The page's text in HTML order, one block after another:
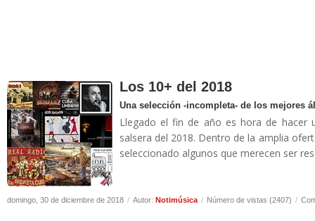
Los 10+ del 2018
Una selección -incompleta- de los mejores
Llegado el fin de año es hora de hacer
salsera del 2018. Dentro de la amplia
seleccionado algunos que merecen ser
domingo, 30 de diciembre de 2018 / Autor: Notimúsica / Número de vistas (2407) /